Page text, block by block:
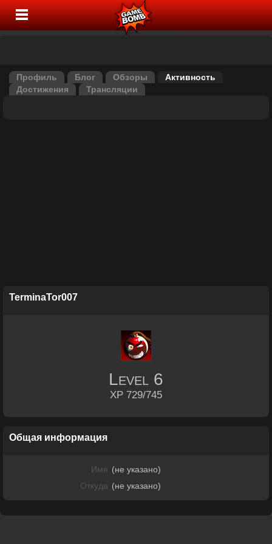
Профиль Блог Обзоры
Активность
Достижения
Трансляции
TerminaTor007
Level 6
XP 729/745
Общая информация
Имя (не указано)
Откуда (не указано)